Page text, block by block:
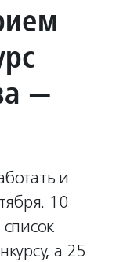
—
и
10
а 25